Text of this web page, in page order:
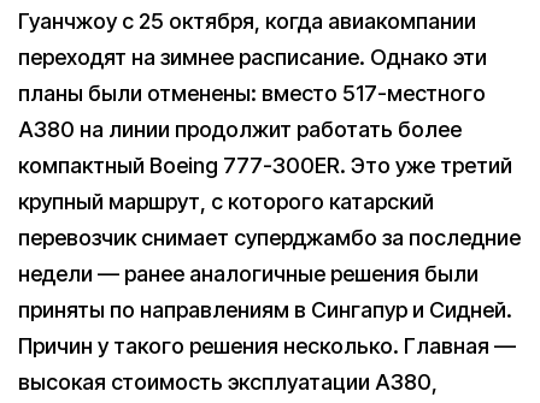
Гуанчжоу с 25 октября, когда авиакомпании
переходят на зимнее расписание. Однако эти
планы были отменены: вместо 517-местного
A380 на линии продолжит работать более
компактный Boeing 777-300ER. Это уже третий
крупный маршрут, с которого катарский
перевозчик снимает суперджамбо за последние
недели — ранее аналогичные решения были
приняты по направлениям в Сингапур и Сидней.
Причин у такого решения несколько. Главная —
высокая стоимость эксплуатации A380,